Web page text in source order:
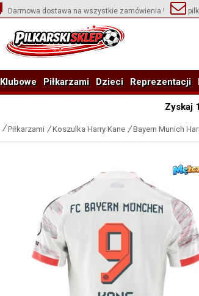
Darmowa dostawa na wszystkie zamówienia !
Klubowe Piłkarzami Dzieci Reprezentacji
Zyskaj
Piłkarzami Koszulka Harry Kane Bayern Munich